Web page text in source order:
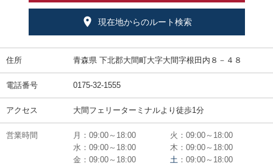
現在地からのルート検索
住所 青森県 下北郡大間町大字大間字根田内８－４８
電話番号 0175-32-1555
アクセス 大間フェリーターミナルより徒歩1分
営業時間 月：09:00～18:00
火：09:00～18:00
水：09:00～18:00
木：09:00～18:00
金：09:00～18:00
土 ：09:00～18:00